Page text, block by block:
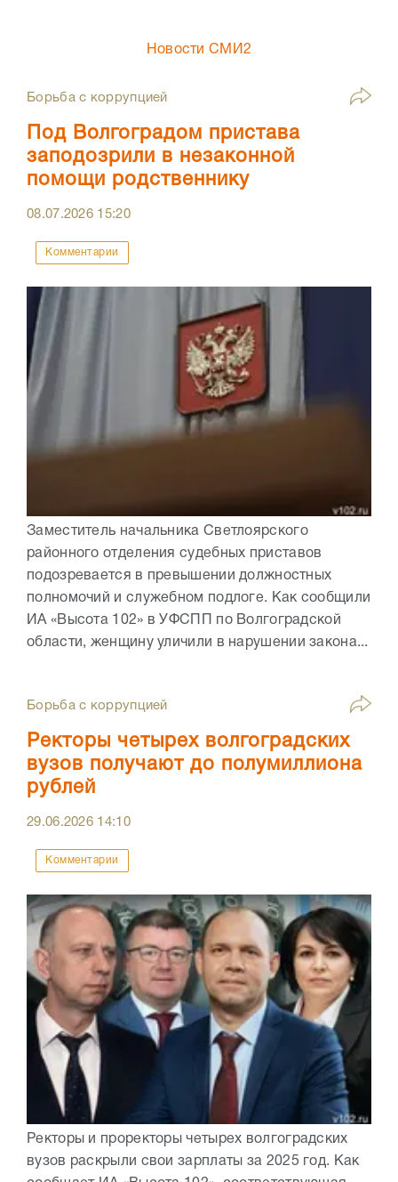
Новости СМИ2
Борьба с коррупцией
Под Волгоградом пристава
заподозрили в незаконной
помощи родственнику
08.07.2026 15:20
Комментарии
Заместитель начальника Светлоярского
районного отделения судебных приставов
подозревается в превышении должностных
полномочий и служебном подлоге. Как сообщили
ИА «Высота 102» в УФСПП по Волгоградской
области, женщину уличили в нарушении закона...
Борьба с коррупцией
Ректоры четырех волгоградских
вузов получают до полумиллиона
рублей
29.06.2026 14:10
Комментарии
Ректоры и проректоры четырех волгоградских
вузов раскрыли свои зарплаты за 2025 год. Как